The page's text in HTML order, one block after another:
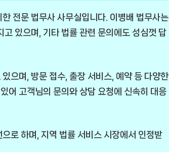
전문 법무사 사무실입니다. 이병배 법무사는
있으며, 기타 법률 관련 문의에도 성심껏 답
으며, 방문 접수, 출장 서비스, 예약 등 다양한
어 고객님의 문의와 상담 요청에 신속히 대응
로 하며, 지역 법률 서비스 시장에서 인정받